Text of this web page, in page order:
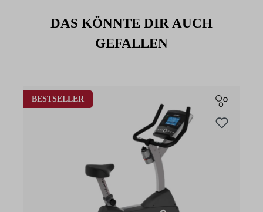
DAS KÖNNTE DIR AUCH
GEFALLEN
Produktgalerie überspringen
BESTSELLER